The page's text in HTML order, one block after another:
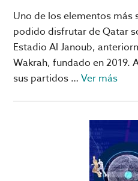
Uno de los elementos
podido disfrutar de Qatar
Estadio Al Janoub,
Wakrah, fundado en 2019.
sus partidos …Ver más
del
Al